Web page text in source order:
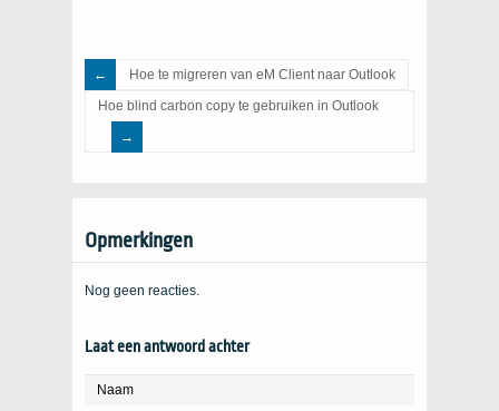
Hoe te migreren van eM Client naar Outlook
Hoe blind carbon copy te gebruiken in Outlook
Opmerkingen
Nog geen reacties.
Laat een antwoord achter